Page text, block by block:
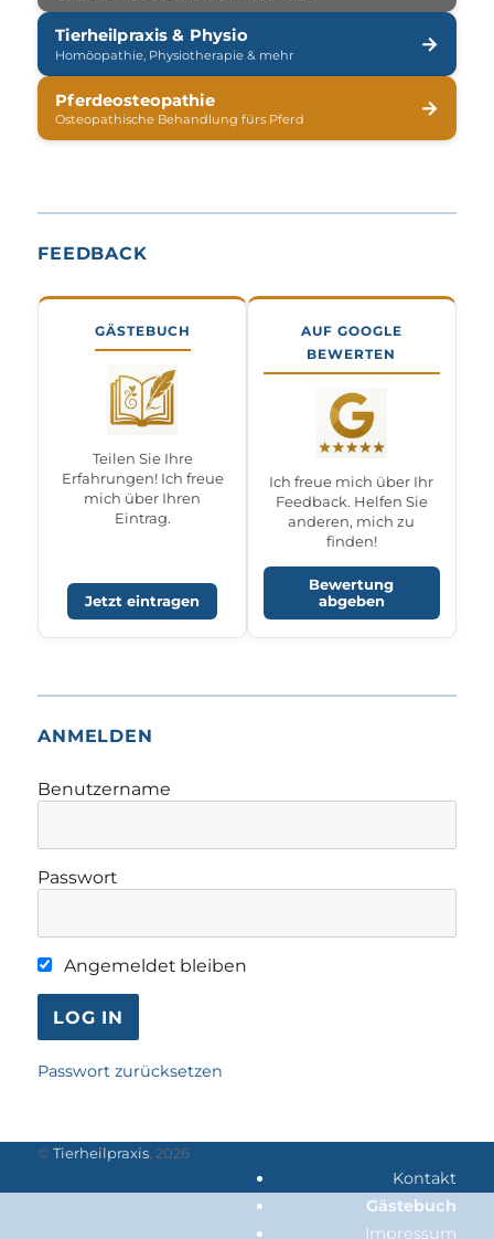
Tierheilpraxis & Physio
Homöopathie, Physiotherapie & mehr →
Pferdeosteopathie
Osteopathische Behandlung fürs Pferd →
FEEDBACK
GÄSTEBUCH
Teilen Sie Ihre
Erfahrungen! Ich freue
mich über Ihren
Eintrag.
Jetzt eintragen
AUF GOOGLE
BEWERTEN
Ich freue mich über Ihr
Feedback. Helfen Sie
anderen, mich zu
finden!
Bewertung
abgeben
ANMELDEN
Benutzername
Passwort
Angemeldet bleiben
Passwort zurücksetzen
©Tierheilpraxis , 2026
Kontakt
Gästebuch
Impressum